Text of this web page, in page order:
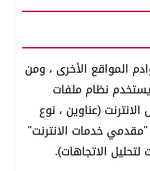
المواقع الأخرى ، ومن
نظام ملفات
(عناوين ، نوع
خدمات الانترنت"
لتحليل الاتجاهات).